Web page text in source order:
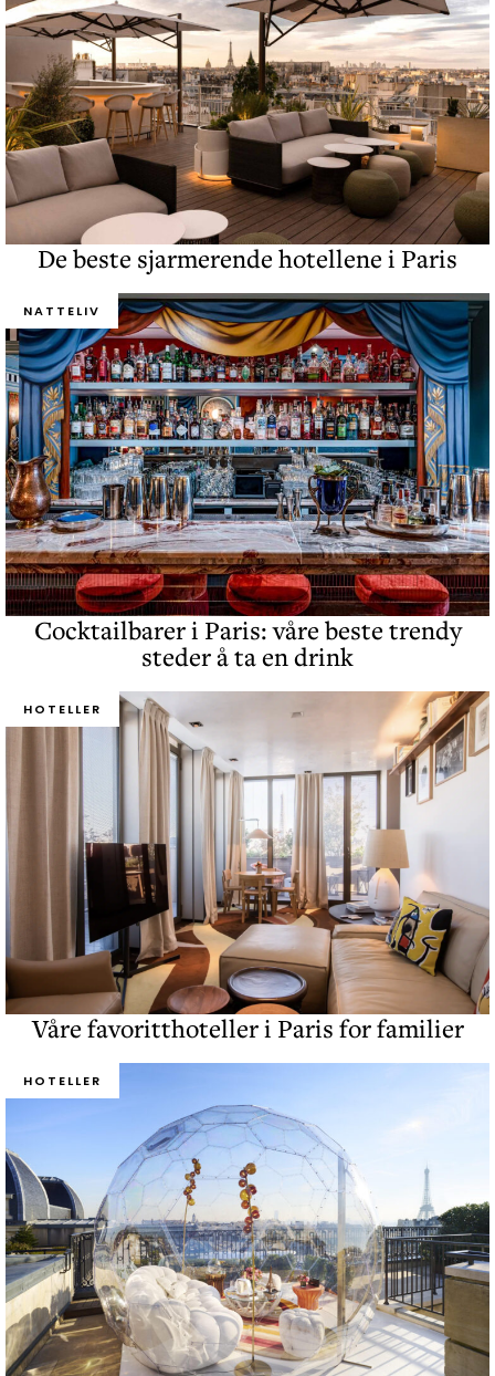
De beste sjarmerende hotellene i Paris
NATTELIV
Cocktailbarer i Paris: våre beste trendy
steder å ta en drink
HOTELLER
Våre favoritthoteller i Paris for familier
HOTELLER